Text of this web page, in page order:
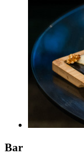
Bar